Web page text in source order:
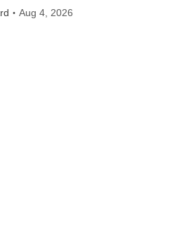
・ Aug 4, 2026